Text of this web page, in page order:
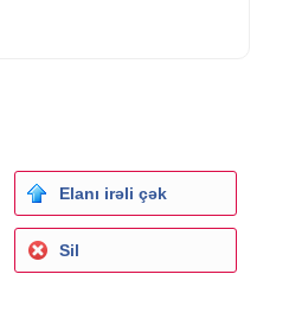
Elanı irəli çək
Sil